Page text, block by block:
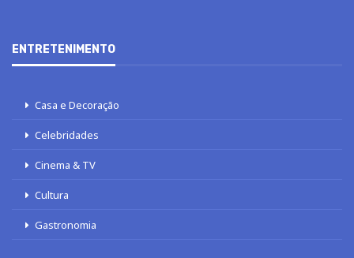
ENTRETENIMENTO
Casa e Decoração
Celebridades
Cinema & TV
Cultura
Gastronomia